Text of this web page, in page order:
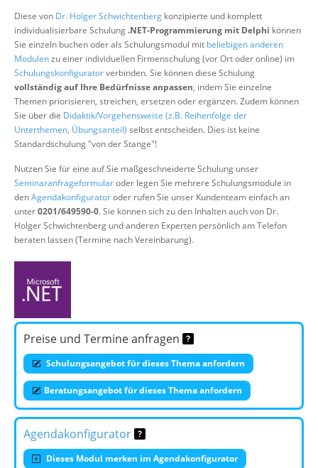
Suche
Diese von Dr. Holger Schwichtenberg konzipierte und komplett
individualisierbare Schulung.NET-Programmierung mit Delphi können
Sie einzeln buchen oder als Schulungsmodul mit beliebigen anderen
Modulenzu einer individuellen Firmenschulung (vor Ort oder online) im
Schulungskonfiguratorverbinden. Sie können diese Schulung
vollständig auf Ihre Bedürfnisse anpassen, indem Sie einzelne
Themen priorisieren, streichen, ersetzen oder ergänzen. Zudem können
Sie über die Didaktik/Vorgehensweise (z.B. Reihenfolge der
Unterthemen, Übungsanteil) selbst entscheiden. Dies ist keine
Standardschulung "von der Stange"!
Nutzen Sie für eine auf Sie maßgeschneiderte Schulung unser
Seminaranfrageformularoder legen Sie mehrere Schulungsmodule in
denAgendakonfiguratoroder rufen Sie unser Kundenteam einfach an
unter0201/649590-0. Sie können sich zu den Inhalten auch von Dr.
Holger Schwichtenberg und anderen Experten persönlich am Telefon
beraten lassen (Termine nach Vereinbarung).
Preise und Termine anfragen
Schulungsangebot für dieses Thema anfordern
Beratungsangebot für dieses Thema anfordern
Agendakonfigurator
Dieses Modul merken im Agendakonfigurator